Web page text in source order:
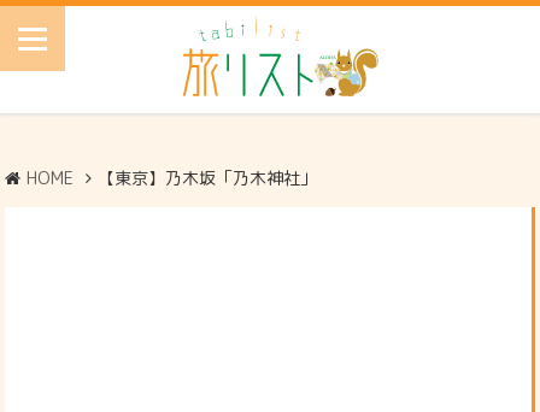
HOME 【東京】乃木坂「乃木神社」